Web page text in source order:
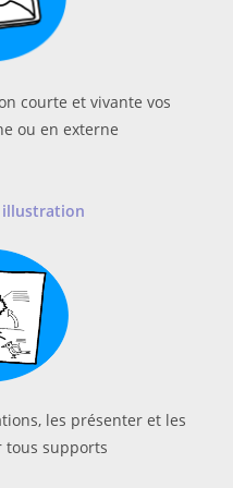
courte et vivante vos
ou en externe
les présenter et les
supports